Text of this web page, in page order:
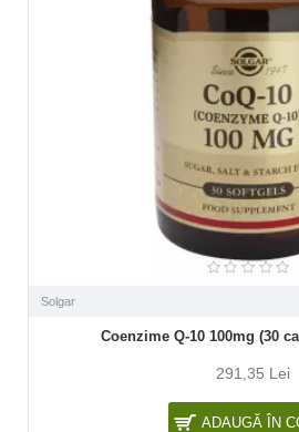
Solgar
Coenzime Q-10 100mg (30
291,35 Lei
ADAUGĂ ÎN